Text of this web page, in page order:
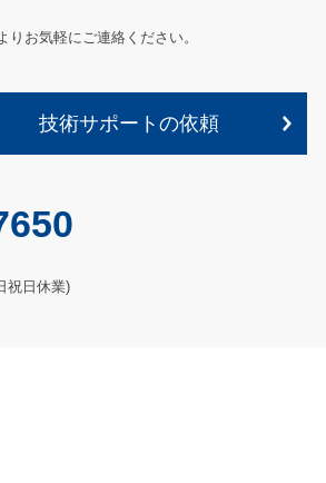
お気軽にご連絡ください。
技術サポートの依頼
祝日休業)